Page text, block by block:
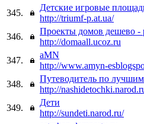
345.
Детские игровые
http://triumf-p.at.ua/
346.
Проекты домов дешево -
http://domaall.ucoz.ru
347.
aMN
http://www.amyn-
348.
Путеводитель по
http://
349.
Дети
http://sundeti.narod.ru/